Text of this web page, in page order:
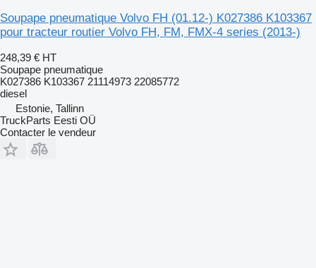
Soupape pneumatique Volvo FH (01.12-) K027386 K103367
pour tracteur routier Volvo FH, FM, FMX-4 series (2013-)
248,39 € HT
Soupape pneumatique
K027386 K103367 21114973 22085772
diesel
Estonie, Tallinn
TruckParts Eesti OÜ
Contacter le vendeur